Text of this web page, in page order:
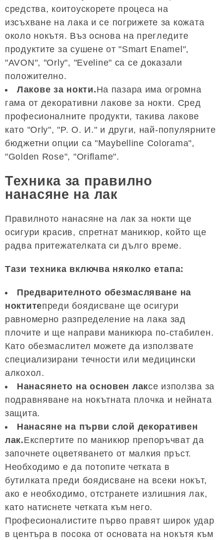
средства, коитоускорете процеса на
изсъхване на лака и се погрижете за кожата
около нокътя. Въз основа на прегледите
продуктите за сушене от "Smart Enamel",
"AVON", "Orly", "Eveline" са се доказали
положително.
Лакове за нокти.На пазара има огромна
гама от декоративни лакове за нокти. Сред
професионалните продукти, такива лакове
като "Orly", "P. О. И." и други, най-популярните
бюджетни опции са "Maybelline Colorama",
"Golden Rose", "Oriflame".
Техника за правилно
нанасяне на лак
Правилното нанасяне на лак за нокти ще
осигури красив, спретнат маникюр, който ще
радва притежателката си дълго време.
Тази техника включва няколко етапа:
Предварителното обезмасляване на
ноктитепреди боядисване ще осигури
равномерно разпределение на лака зад
плочите и ще направи маникюра по-стабилен.
Като обезмаслител можете да използвате
специализирани течности или медицински
алкохол.
Нанасянето на основен лаксе използва за
подравняване на нокътната плочка и нейната
защита.
Нанасяне на първи слой декоративен
лак.Експертите по маникюр препоръчват да
започнете оцветяването от малкия пръст.
Необходимо е да потопите четката в
бутилката преди боядисване на всеки нокът,
ако е необходимо, отстранете излишния лак,
като натиснете четката към него.
Професионалистите първо правят широк удар
в центъра в посока от основата на нокътя към